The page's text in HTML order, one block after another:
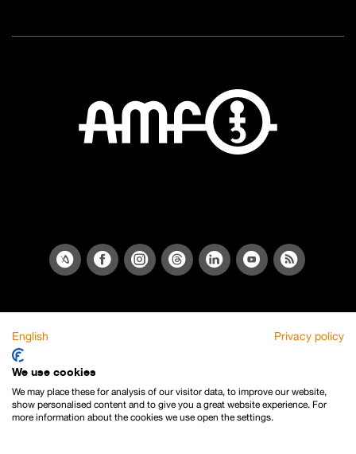
English Privacy policy
We use cookies
We may place these for analysis of our visitor data, to improve our website,
show personalised content and to give you a great website experience. For
more information about the cookies we use open the settings.